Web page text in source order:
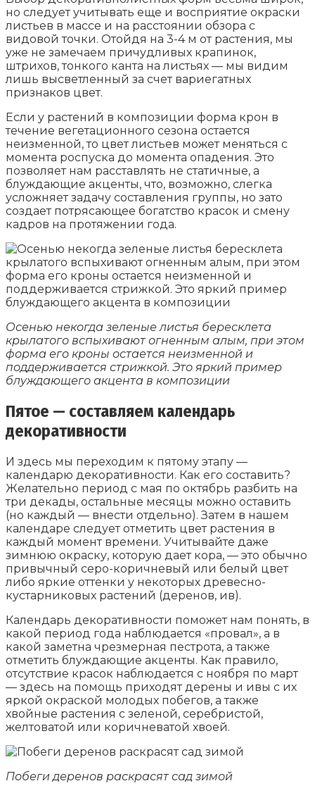
но следует учитывать еще и восприятие окраски
листьев в массе и на расстоянии обзора с
видовой точки. Отойдя на 3-4 м от растения, мы
уже не замечаем причудливых крапинок,
штрихов, тонкого канта на листьях — мы видим
лишь высветленный за счет вариегатных
признаков цвет.
Если у растений в композиции форма крон в
течение вегетационного сезона остается
неизменной, то цвет листьев может меняться с
момента роспуска до момента опадения. Это
позволяет нам расставлять не статичные, а
блуждающие акценты, что, возможно, слегка
усложняет задачу составления группы, но зато
создает потрясающее богатство красок и смену
кадров на протяжении года.
Осенью некогда зеленые листья бересклета
крылатого вспыхивают огненным алым, при этом
форма его кроны остается неизменной и
поддерживается стрижкой. Это яркий пример
блуждающего акцента в композиции
Пятое — составляем календарь
декоративности
И здесь мы переходим к пятому этапу —
календарю декоративности. Как его составить?
Желательно период с мая по октябрь разбить на
три декады, остальные месяцы можно оставить
(но каждый — внести отдельно). Затем в нашем
календаре следует отметить цвет растения в
каждый момент времени. Учитывайте даже
зимнюю окраску, которую дает кора, — это обычно
привычный серо-коричневый или белый цвет
либо яркие оттенки у некоторых древесно-
кустарниковых растений (деренов, ив).
Календарь декоративности поможет нам понять, в
какой период года наблюдается «провал», а в
какой заметна чрезмерная пестрота, а также
отметить блуждающие акценты. Как правило,
отсутствие красок наблюдается с ноября по март
— здесь на помощь приходят дерены и ивы с их
яркой окраской молодых побегов, а также
хвойные растения с зеленой, серебристой,
желтоватой или коричневатой хвоей.
Побеги деренов раскрасят сад зимой